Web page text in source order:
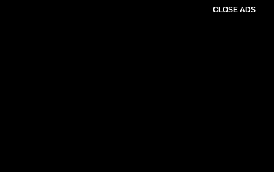
CLOSE ADS